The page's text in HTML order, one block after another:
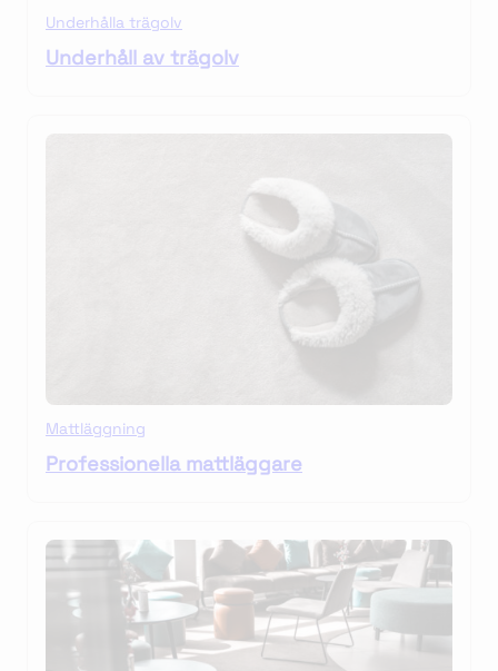
Underhålla trägolv
Underhåll av trägolv
Mattläggning
Professionella mattläggare